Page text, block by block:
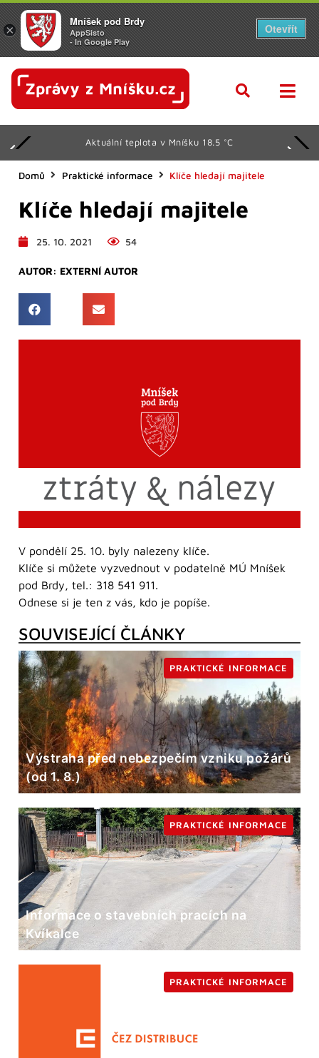
Aktuální teplota v Mníšku 18.5 °C
Domů Praktické informace Klíče hledají majitele
Klíče hledají majitele
25. 10. 2021 54
AUTOR: EXTERNÍ AUTOR
V pondělí 25. 10. byly nalezeny klíče.
Klíče si můžete vyzvednout v podatelně MÚ Mníšek
pod Brdy, tel.: 318 541 911.
Odnese si je ten z vás, kdo je popíše.
SOUVISEJÍCÍ ČLÁNKY
Výstraha před nebezpečím vzniku požárů
(od 1. 8.)
PRAKTICKÉ INFORMACE
Informace o stavebních pracích na
Kvíkalce
PRAKTICKÉ INFORMACE
PRAKTICKÉ INFORMACE
×
Mníšek pod Brdy
AppSisto
- In Google Play
Otevřít